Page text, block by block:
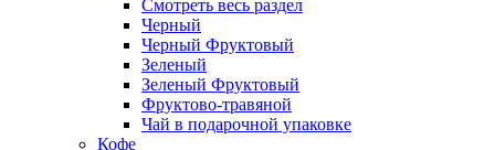
Смотреть весь раздел
Черный
Черный Фруктовый
Зеленый
Зеленый Фруктовый
Фруктово-травяной
Чай в подарочной упаковке
Кофе